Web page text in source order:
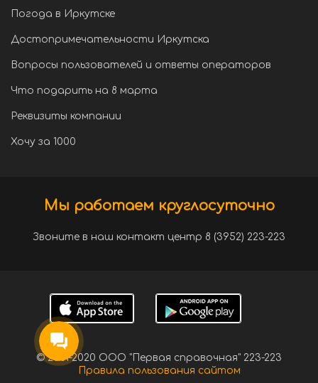
Погода в Иркутске
Достопримечательности Иркутска
Вопросы пользователей и ответы операторов
Что подарить на 8 марта
Реквизиты компании
Хочу за 1000
Мы работаем круглосуточно
Звоните в наш контакт центр 8 (3952) 223-223
© 2001-2020 ООО "Первая справочная" 223-223
Правила пользования сайтом